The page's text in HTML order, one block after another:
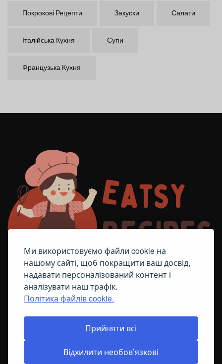
Ми використовуємо файли cookie на
нашому сайті, щоб покращити ваш досвід,
надавати персоналізований контент і
аналізувати наш трафік.
Політика файлів cookie.
Прийняти всі
Відхилити необов’язкові
Покрокові Рецепти Закуски Салати
Італійська Кухня Супи
Французька Кухня
ПОЛІТИКА ЩОДО ФАЙЛІВ COOKIE
© All Right Reserved2026